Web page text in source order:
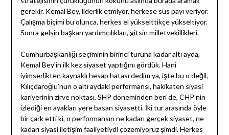
gerekir. Kemal Bey, liderlik etmiyor, herkese sus payı veriyor.
Çalışma biçimi bu olunca, herkes el yükselttikçe yükseltiyor.
Sonra gelsin başkan yardımcılıkları, gitsin milletvekillikleri.
Cumhurbaşkanlığı seçiminin birinci turuna kadar altı ayda,
Kemal Bey’in ilk kez siyaset yaptığını gördük. Hani
iyimserlikten kaynaklı hesap hatası dedim ya, işte bu o değil,
Kılıçdaroğlu’nun o altı aydaki performansı, hakikaten siyasi
kariyerinin zirve noktası, SHP döneminden beri de, CHP’nin
izlediği en ayakları yere basan siyasetti. İki tur arasında öyle
bir çark etti ki, o performansın ne kadarı gerçek siyaset, ne
kadarı siyasi iletişim faaliyetiydi çözemiyoruz şimdi. Herkes